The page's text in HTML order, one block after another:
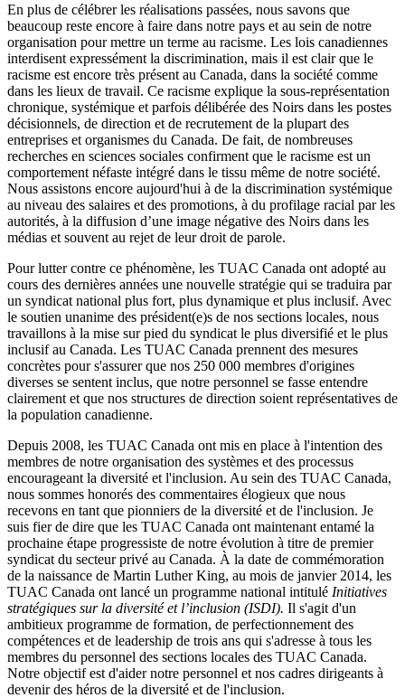
En plus de célébrer les réalisations passées, nous savons que
beaucoup reste encore à faire dans notre pays et au sein de notre
organisation pour mettre un terme au racisme. Les lois canadiennes
interdisent expressément la discrimination, mais il est clair que le
racisme est encore très présent au Canada, dans la société comme
dans les lieux de travail. Ce racisme explique la sous-représentation
chronique, systémique et parfois délibérée des Noirs dans les postes
décisionnels, de direction et de recrutement de la plupart des
entreprises et organismes du Canada. De fait, de nombreuses
recherches en sciences sociales confirment que le racisme est un
comportement néfaste intégré dans le tissu même de notre société.
Nous assistons encore aujourd'hui à de la discrimination systémique
au niveau des salaires et des promotions, à du profilage racial par les
autorités, à la diffusion d’une image négative des Noirs dans les
médias et souvent au rejet de leur droit de parole.
Pour lutter contre ce phénomène, les TUAC Canada ont adopté au
cours des dernières années une nouvelle stratégie qui se traduira par
un syndicat national plus fort, plus dynamique et plus inclusif. Avec
le soutien unanime des président(e)s de nos sections locales, nous
travaillons à la mise sur pied du syndicat le plus diversifié et le plus
inclusif au Canada. Les TUAC Canada prennent des mesures
concrètes pour s'assurer que nos 250 000 membres d'origines
diverses se sentent inclus, que notre personnel se fasse entendre
clairement et que nos structures de direction soient représentatives de
la population canadienne.
Depuis 2008, les TUAC Canada ont mis en place à l'intention des
membres de notre organisation des systèmes et des processus
encourageant la diversité et l'inclusion. Au sein des TUAC Canada,
nous sommes honorés des commentaires élogieux que nous
recevons en tant que pionniers de la diversité et de l'inclusion. Je
suis fier de dire que les TUAC Canada ont maintenant entamé la
prochaine étape progressiste de notre évolution à titre de premier
syndicat du secteur privé au Canada. À la date de commémoration
de la naissance de Martin Luther King, au mois de janvier 2014, les
TUAC Canada ont lancé un programme national intitulé Initiatives
stratégiques sur la diversité et l’inclusion (ISDI). Il s'agit d'un
ambitieux programme de formation, de perfectionnement des
compétences et de leadership de trois ans qui s'adresse à tous les
membres du personnel des sections locales des TUAC Canada.
Notre objectif est d'aider notre personnel et nos cadres dirigeants à
devenir des héros de la diversité et de l'inclusion.